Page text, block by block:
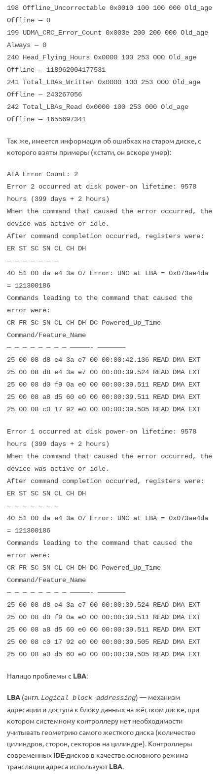
198 Offline_Uncorrectable 0x0010 100 100 000 Old_age
Offline — 0
199 UDMA_CRC_Error_Count 0x003e 200 200 000 Old_age
Always — 0
240 Head_Flying_Hours 0x0000 100 253 000 Old_age
Offline — 118962004177531
241 Total_LBAs_Written 0x0000 100 253 000 Old_age
Offline — 243267056
242 Total_LBAs_Read 0x0000 100 253 000 Old_age
Offline — 1655697341
Так же, имеется информация об ошибках на старом диске, с
которого взяты примеры (кстати, он вскоре умер):
ATA Error Count: 2
Error 2 occurred at disk power-on lifetime: 9578
hours (399 days + 2 hours)
When the command that caused the error occurred, the
device was active or idle.
After command completion occurred, registers were:
ER ST SC SN CL CH DH
— — — — — — —
40 51 00 da e4 3a 07 Error: UNC at LBA = 0x073ae4da
= 121300186
Commands leading to the command that caused the
error were:
CR FR SC SN CL CH DH DC Powered_Up_Time
Command/Feature_Name
— — — — — — — — —————- ———————
25 00 08 d8 e4 3a e7 00 00:00:42.136 READ DMA EXT
25 00 08 d8 e4 3a e7 00 00:00:39.524 READ DMA EXT
25 00 08 d0 f9 0a e0 00 00:00:39.511 READ DMA EXT
25 00 08 a8 d5 60 e0 00 00:00:39.511 READ DMA EXT
25 00 08 c0 17 92 e0 00 00:00:39.505 READ DMA EXT
Error 1 occurred at disk power-on lifetime: 9578
hours (399 days + 2 hours)
When the command that caused the error occurred, the
device was active or idle.
After command completion occurred, registers were:
ER ST SC SN CL CH DH
— — — — — — —
40 51 00 da e4 3a 07 Error: UNC at LBA = 0x073ae4da
= 121300186
Commands leading to the command that caused the
error were:
CR FR SC SN CL CH DH DC Powered_Up_Time
Command/Feature_Name
— — — — — — — — —————- ———————
25 00 08 d8 e4 3a e7 00 00:00:39.524 READ DMA EXT
25 00 08 d0 f9 0a e0 00 00:00:39.511 READ DMA EXT
25 00 08 a8 d5 60 e0 00 00:00:39.511 READ DMA EXT
25 00 08 c0 17 92 e0 00 00:00:39.505 READ DMA EXT
25 00 08 a0 d5 60 e0 00 00:00:39.505 READ DMA EXT
Налицо проблемы с LBA:
LBA (англ. Logical block addressing) — механизм
адресации и доступа к блоку данных на жёстком диске, при
котором системному контроллеру нет необходимости
учитывать геометрию самого жесткого диска (количество
цилиндров, сторон, секторов на цилиндре). Контроллеры
современных IDE-дисков в качестве основного режима
трансляции адреса используютLBA.